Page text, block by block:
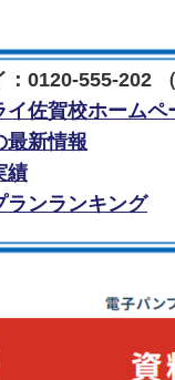
0120-555-202 （
イ佐賀校ホームペ
最新情報
績
ランランキング